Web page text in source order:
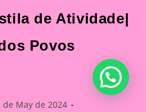
de Atividade|
Povos
de May de 2024